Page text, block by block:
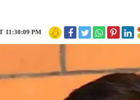
11:30:09 PM